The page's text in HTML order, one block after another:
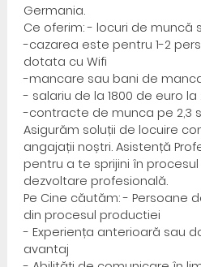
Germania.
Ce oferim: - locuri de muncă
-cazarea este pentru 1-2
dotata cu Wifi
-mancare sau bani de
- salariu de la 1800 de euro la
-contracte de munca pe 2,3
Asigurăm soluții de locuire
angajații noștri. Asistență
pentru a te sprijini în
dezvoltare profesională.
Pe Cine căutăm: - Persoane
din procesul productiei
- Experiența anterioară sau
avantaj